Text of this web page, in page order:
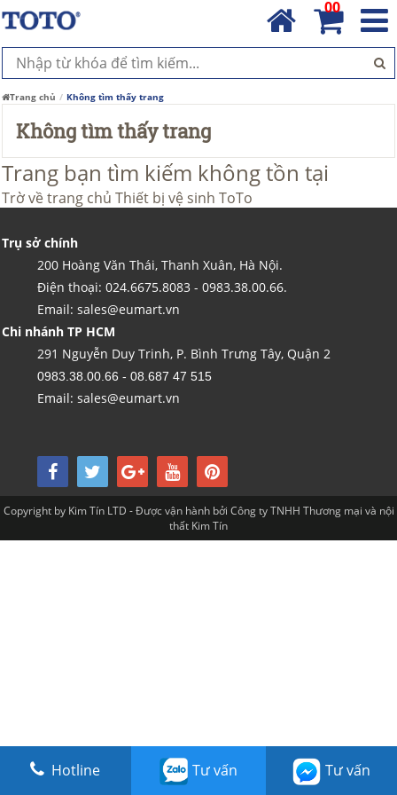
00
Trang chủ Không tìm thấy trang
Không tìm thấy trang
Trang bạn tìm kiếm không tồn tại
Trờ về trang chủ Thiết bị vệ sinh ToTo
Trụ sở chính
200 Hoàng Văn Thái, Thanh Xuân, Hà Nội.
Điện thoại: 024.6675.8083 - 0983.38.00.66.
Email: sales@eumart.vn
Chi nhánh TP HCM
291 Nguyễn Duy Trinh, P. Bình Trưng Tây, Quận 2
0983.38.00.66 - 08.687 47 515
Email: sales@eumart.vn
Hotline Tư vấn Tư vấn
Copyright by Kim Tín LTD - Được vận hành bởi Công ty TNHH Thương mại và nội
thất Kim Tín